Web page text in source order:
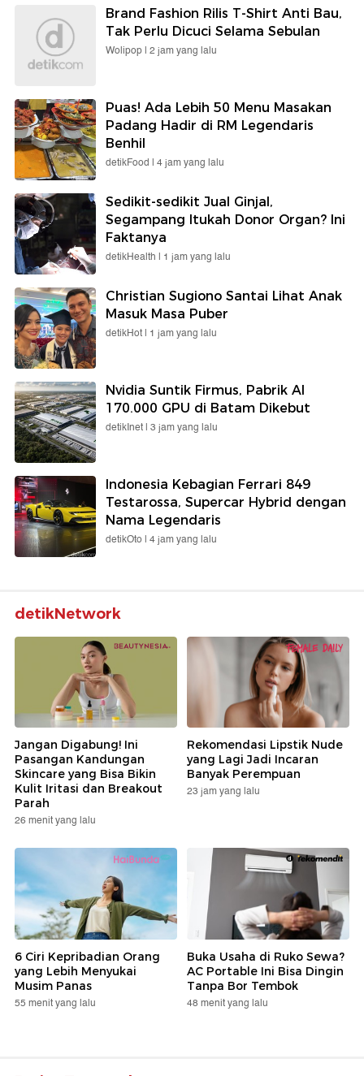
Brand Fashion Rilis T-Shirt Anti Bau,
Tak Perlu Dicuci Selama Sebulan
Wolipop | 2 jam yang lalu
Puas! Ada Lebih 50 Menu Masakan
Padang Hadir di RM Legendaris
Benhil
detikFood | 4 jam yang lalu
Sedikit-sedikit Jual Ginjal,
Segampang Itukah Donor Organ? Ini
Faktanya
detikHealth | 1 jam yang lalu
Christian Sugiono Santai Lihat Anak
Masuk Masa Puber
detikHot | 1 jam yang lalu
Nvidia Suntik Firmus, Pabrik AI
170.000 GPU di Batam Dikebut
detikInet | 3 jam yang lalu
Indonesia Kebagian Ferrari 849
Testarossa, Supercar Hybrid dengan
Nama Legendaris
detikOto | 4 jam yang lalu
detikNetwork
Jangan Digabung! Ini
Pasangan Kandungan
Skincare yang Bisa Bikin
Kulit Iritasi dan Breakout
Parah
26 menit yang lalu
Rekomendasi Lipstik Nude
yang Lagi Jadi Incaran
Banyak Perempuan
23 jam yang lalu
6 Ciri Kepribadian Orang
yang Lebih Menyukai
Musim Panas
55 menit yang lalu
Buka Usaha di Ruko Sewa?
AC Portable Ini Bisa Dingin
Tanpa Bor Tembok
48 menit yang lalu